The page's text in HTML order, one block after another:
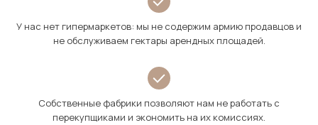
У нас нет гипермаркетов: мы не содержим армию продавцов и
не обслуживаем гектары арендных площадей.
Собственные фабрики позволяют нам не работать с
перекупщиками и экономить на их комиссиях.